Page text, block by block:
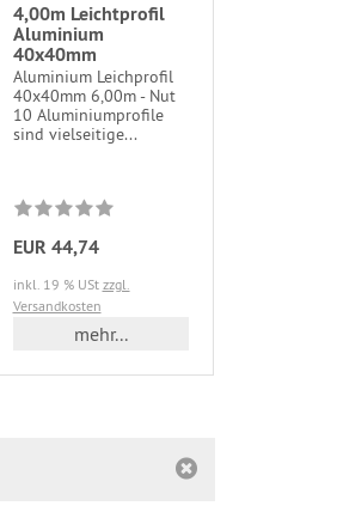
4,00m Leichtprofil
Aluminium
40x40mm
Aluminium Leichprofil
40x40mm 6,00m - Nut
10 Aluminiumprofile
sind vielseitige...
EUR 44,74
inkl. 19 % USt zzgl.
Versandkosten
mehr...